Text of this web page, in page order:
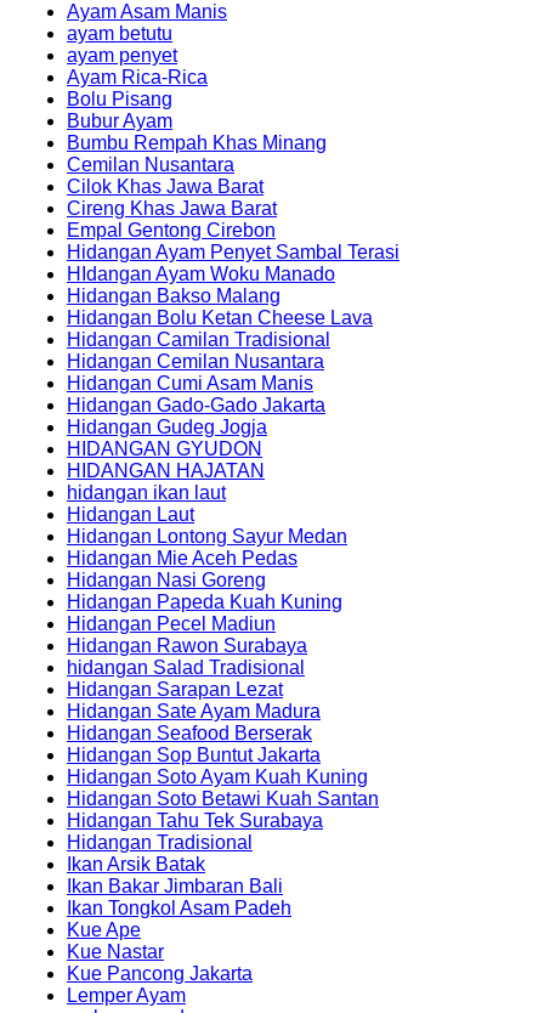
Ayam Asam Manis
ayam betutu
ayam penyet
Ayam Rica-Rica
Bolu Pisang
Bubur Ayam
Bumbu Rempah Khas Minang
Cemilan Nusantara
Cilok Khas Jawa Barat
Cireng Khas Jawa Barat
Empal Gentong Cirebon
Hidangan Ayam Penyet Sambal Terasi
HIdangan Ayam Woku Manado
Hidangan Bakso Malang
Hidangan Bolu Ketan Cheese Lava
Hidangan Camilan Tradisional
Hidangan Cemilan Nusantara
Hidangan Cumi Asam Manis
Hidangan Gado-Gado Jakarta
Hidangan Gudeg Jogja
HIDANGAN GYUDON
HIDANGAN HAJATAN
hidangan ikan laut
Hidangan Laut
Hidangan Lontong Sayur Medan
Hidangan Mie Aceh Pedas
Hidangan Nasi Goreng
Hidangan Papeda Kuah Kuning
Hidangan Pecel Madiun
Hidangan Rawon Surabaya
hidangan Salad Tradisional
Hidangan Sarapan Lezat
Hidangan Sate Ayam Madura
Hidangan Seafood Berserak
Hidangan Sop Buntut Jakarta
Hidangan Soto Ayam Kuah Kuning
Hidangan Soto Betawi Kuah Santan
Hidangan Tahu Tek Surabaya
Hidangan Tradisional
Ikan Arsik Batak
Ikan Bakar Jimbaran Bali
Ikan Tongkol Asam Padeh
Kue Ape
Kue Nastar
Kue Pancong Jakarta
Lemper Ayam